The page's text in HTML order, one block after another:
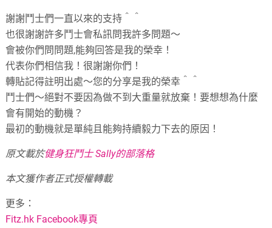
謝謝鬥士們一直以來的支持＾＾
也很謝謝許多鬥士會私訊問我許多問題～
會被你們問問題,能夠回答是我的榮幸！
代表你們相信我！很謝謝你們！
轉貼記得註明出處～您的分享是我的榮幸＾＾
鬥士們～絕對不要因為做不到大重量就放棄！要想想為什麼
會有開始的動機？
最初的動機就是單純且能夠持續毅力下去的原因！
原文載於健身狂鬥士 Sally的部落格
本文獲作者正式授權轉載
更多：
Fitz.hk Facebook專頁